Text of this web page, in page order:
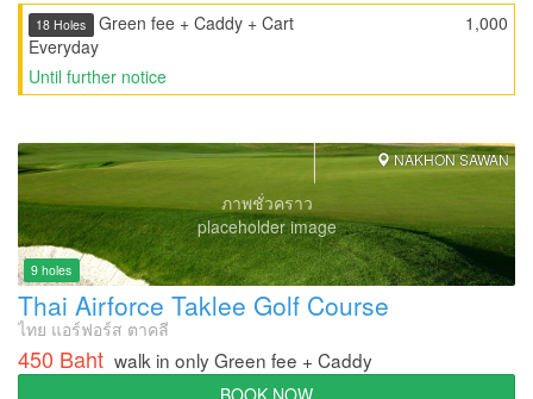
1,000
18 Holes Green fee + Caddy + Cart
Everyday
Until further notice
ภาพชั่วคราว
placeholder image
NAKHON SAWAN
9 holes
Thai Airforce Taklee Golf Course
ไทย แอร์ฟอร์ส ตาคลี
450 Baht walk in only Green fee + Caddy
BOOK NOW